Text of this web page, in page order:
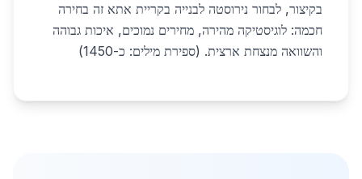
בקיצור, לבחור נירוסטה לבנייה בקריית אתא זה בחירה
חכמה: לוגיסטיקה מהירה, מחירים נמוכים, איכות גבוהה
והשוואה מנצחת ארצית. (ספירת מילים: כ-1450)